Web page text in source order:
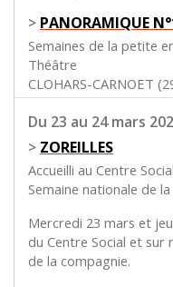
> PANORAMIQUE
Semaines de la petite
Théâtre
CLOHARS-CARNOET
Du 23 au 24 mars
> ZOREILLES
Accueilli au Centre
Semaine nationale de
Mercredi 23 mars et
du Centre Social et sur
de la compagnie.